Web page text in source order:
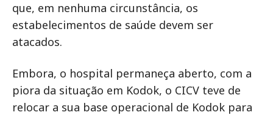
que, em nenhuma circunstância, os
estabelecimentos de saúde devem ser
atacados.
Embora, o hospital permaneça aberto, com a
piora da situação em Kodok, o CICV teve de
relocar a sua base operacional de Kodok para